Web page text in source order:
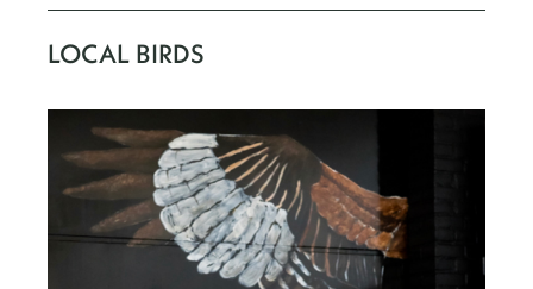
LOCAL BIRDS